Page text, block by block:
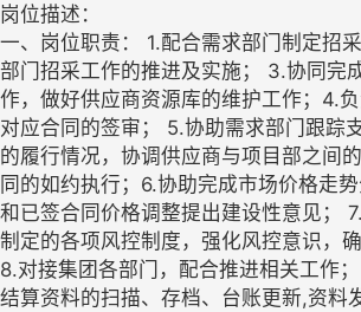
岗位描述：
一、岗位职责： 1.配合需求部门制定招
部门招采工作的推进及实施； 3.协同完
作，做好供应商资源库的维护工作；4.
对应合同的签审； 5.协助需求部门跟踪
的履行情况，协调供应商与项目部之间
同的如约执行；6.协助完成市场价格走
和已签合同价格调整提出建设性意见；
制定的各项风控制度，强化风控意识，
8.对接集团各部门，配合推进相关工作
结算资料的扫描、存档、台账更新,资料